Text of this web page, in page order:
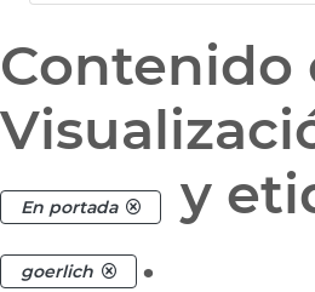
Contenido
En portada y
goerlich .